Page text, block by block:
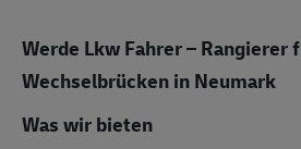
Werde Lkw Fahrer – Rangierer
Wechselbrücken in Neumark
Was wir bieten